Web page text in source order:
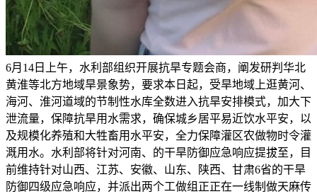
6月14日上午，水利部组织开展抗旱专题会商，阐发研判华北
黄淮等北方地域旱景象势，要求本日起，受旱地域上逛黄河、
海河、淮河道域的节制性水库全数进入抗旱安排模式，加大下
泄流量，保障抗旱用水需求，确保城乡居平易近饮水平安，以
及规模化养殖和大牲畜用水平安，全力保障灌区农做物时令灌
溉用水。水利部将针对河南、的干旱防御应急响应提拔至，目
前维持针对山西、江苏、安徽、山东、陕西、甘肃6省的干旱
防御四级应急响应，并派出两个工做组正正在一线制做天麻传